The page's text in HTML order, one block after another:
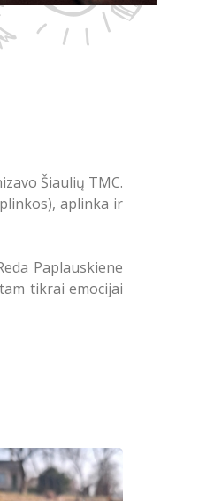
Šiaulių TMC.
aplinka ir
Paplauskiene
tikrai emocijai